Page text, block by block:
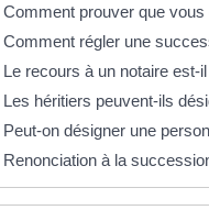
Comment prouver que
Comment régler une
Le recours à un notaire est-
Les héritiers peuvent-ils
Peut-on désigner une
Renonciation à la